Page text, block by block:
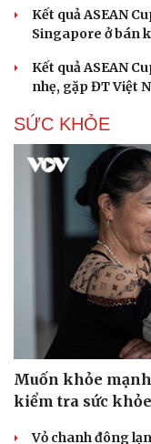
Kết quả ASEAN
Singapore ở bán
Kết quả ASEAN
nhẹ, gặp ĐT Việt
SỨC KHỎE
Muốn khỏe
kiểm tra sức
Vỏ chanh đông